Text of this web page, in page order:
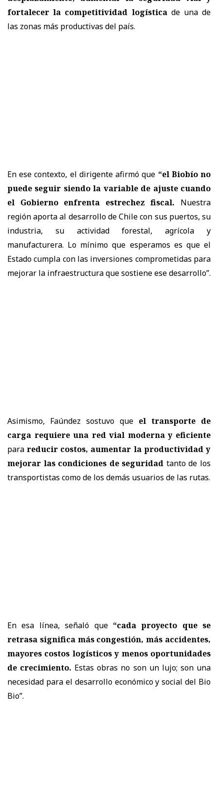
fortalecer la competitividad logísticade una de
las zonas más productivas del país.
En ese contexto, el dirigente afirmó que “el Biobío no
puede seguir siendo la variable de ajuste cuando
el Gobierno enfrenta estrechez fiscal. Nuestra
región aporta al desarrollo de Chile con sus puertos, su
industria, su actividad forestal, agrícola y
manufacturera. Lo mínimo que esperamos es que el
Estado cumpla con las inversiones comprometidas para
mejorar la infraestructura que sostiene ese desarrollo”.
Asimismo, Faúndez sostuvo que el transporte de
carga requiere una red vial moderna y eficiente
parareducir costos, aumentar la productividad y
mejorar las condiciones de seguridad tanto de los
transportistas como de los demás usuarios de las rutas.
En esa línea, señaló que “cada proyecto que se
retrasa significa más congestión, más accidentes,
mayores costos logísticos y menos oportunidades
de crecimiento. Estas obras no son un lujo; son una
necesidad para el desarrollo económico y social del Bio
Bio”.